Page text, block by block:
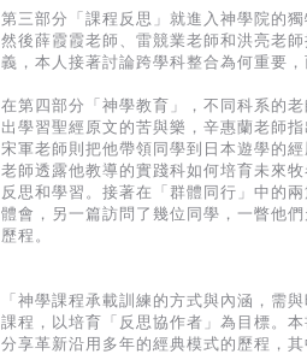
第三部分「課程反思」就進入神學院的
然後薛霞霞老師、雷競業老師和洪亮老
義，本人接著討論跨學科整合為何重要
在第四部分「神學教育」，不同科系的
出學習聖經原文的苦與樂，辛惠蘭老師
宋軍老師則把他帶領同學到日本遊學的
老師透露他教導的實踐科如何培育未來
反思和學習。接著在「群體同行」中的
體會，另一篇訪問了幾位同學，一瞥他
歷程。
「神學課程承載訓練的方式與內涵，需
課程，以培育「反思協作者」為目標。
分享革新沿用多年的經典模式的歷程，